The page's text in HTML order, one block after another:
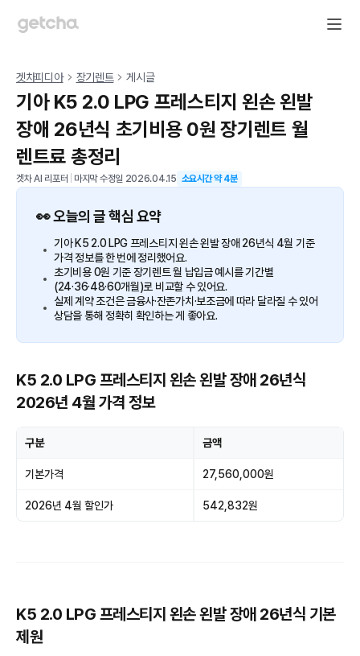
겟차피디아 장기렌트 게시글
기아 K5 2.0 LPG 프레스티지 왼손 왼발
장애 26년식 초기비용 0원 장기렌트 월
렌트료 총정리
겟차 AI 리포터 마지막 수정일 2026.04.15 소요시간 약4분
👀 오늘의 글 핵심 요약
기아 K5 2.0 LPG 프레스티지 왼손 왼발 장애 26년식 4월 기준
가격 정보를 한 번에 정리했어요.
초기비용 0원 기준 장기렌트 월 납입금 예시를 기간별
(24·36·48·60개월)로 비교할 수 있어요.
실제 계약 조건은 금융사·잔존가치·보조금에 따라 달라질 수 있어
상담을 통해 정확히 확인하는 게 좋아요.
K5 2.0 LPG 프레스티지 왼손 왼발 장애 26년식
2026년 4월 가격 정보
구분 금액
기본가격 27,560,000원
2026년 4월 할인가 542,832원
K5 2.0 LPG 프레스티지 왼손 왼발 장애 26년식 기본
제원